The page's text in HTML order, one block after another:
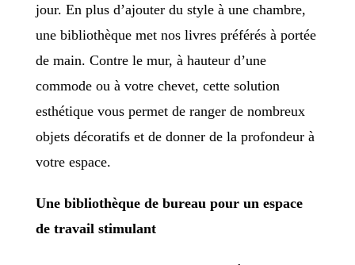
jour. En plus d’ajouter du style à une chambre,
une bibliothèque met nos livres préférés à portée
de main. Contre le mur, à hauteur d’une
commode ou à votre chevet, cette solution
esthétique vous permet de ranger de nombreux
objets décoratifs et de donner de la profondeur à
votre espace.
Une bibliothèque de bureau pour un espace
de travail stimulant